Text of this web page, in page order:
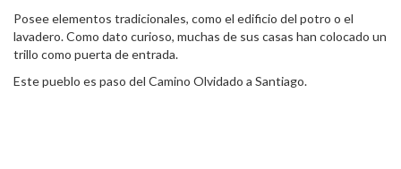
Posee elementos tradicionales, como el edificio del potro o el
lavadero. Como dato curioso, muchas de sus casas han colocado un
trillo como puerta de entrada.
Este pueblo es paso del Camino Olvidado a Santiago.